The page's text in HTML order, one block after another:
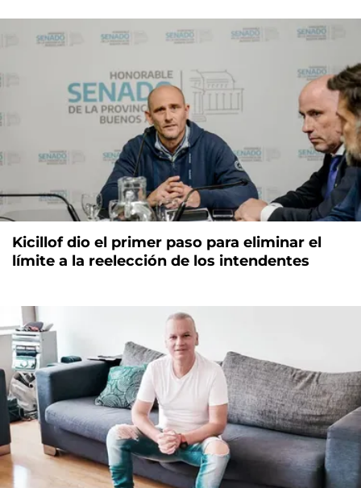
Kicillof dio el primer paso para eliminar el
límite a la reelección de los intendentes